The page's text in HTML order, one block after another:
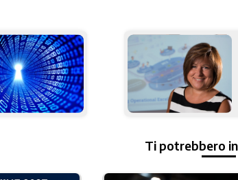
Ti potrebbero